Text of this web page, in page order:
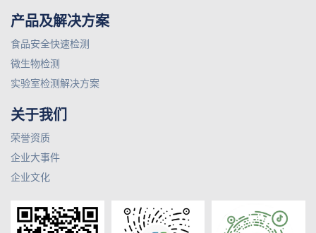
产品及解决方案
食品安全快速检测
微生物检测
实验室检测解决方案
关于我们
荣誉资质
企业大事件
企业文化